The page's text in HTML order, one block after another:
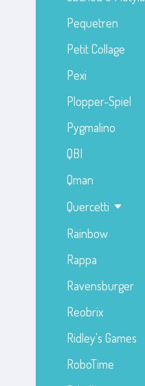
Pequetren
Petit Collage
Pexi
Plopper-Spiel
Pygmalino
QBI
Qman
Quercetti
Rainbow
Rappa
Ravensburger
Reobrix
Ridley's Games
RoboTime